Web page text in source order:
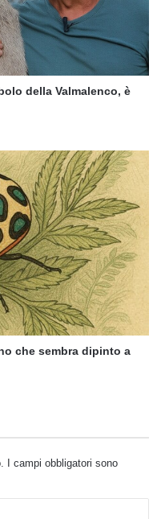
della Valmalenco, è
che sembra dipinto a
I campi obbligatori sono